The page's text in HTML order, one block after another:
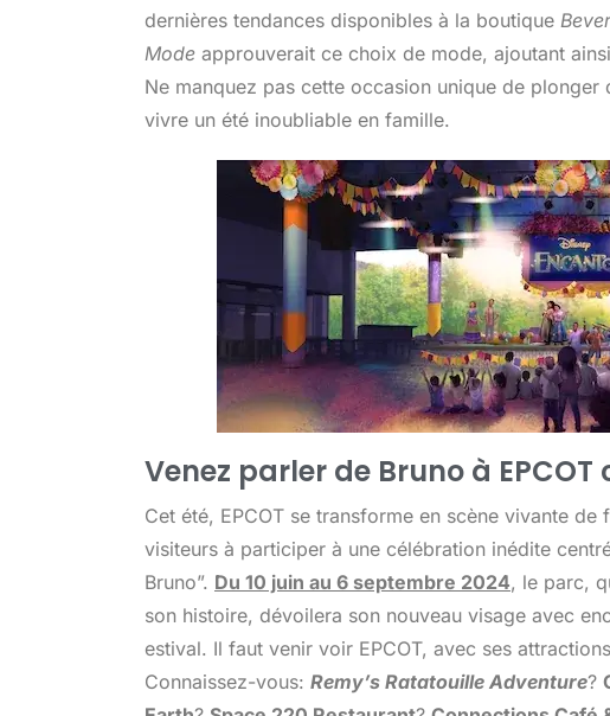
dernières tendances disponibles à la boutique
Mode approuverait ce choix de mode, ajoutant
Ne manquez pas cette occasion unique de plonger
vivre un été inoubliable en famille.
Venez parler de Bruno à EPCOT
Cet été, EPCOT se transforme en scène vivante
visiteurs à participer à une célébration inédite
Bruno”. Du 10 juin au 6 septembre 2024, le parc,
son histoire, dévoilera son nouveau visage avec
estival. Il faut venir voir EPCOT, avec ses
Connaissez-vous: Remy’s Ratatouille Adventure?